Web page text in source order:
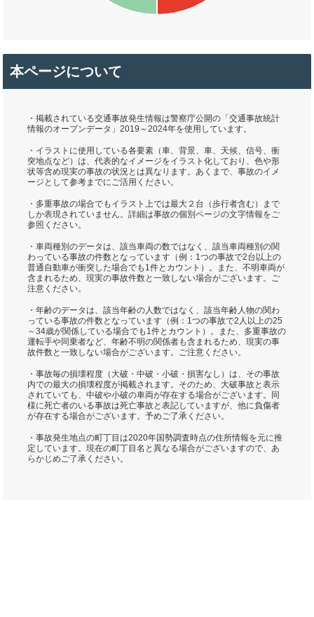
本ページについて
・掲載されている交通事故発生情報は警察庁公開の「交通事故統計
情報のオープンデータ」2019～2024年を使用しています。
・イラストに使用している各要素（車、背景、車、天候、信号、衝
突地点など）は、代表的なイメージをイラスト化しており、色や形
状等含め現実の事故の状況とは異なります。あくまで、事故のイメ
ージとして参考までにご活用ください。
・多重事故の場合でもイラスト上では最大２台（歩行者含む）まで
しか表現されていません。詳細は事故の個別ページの文字情報をご
参照ください。
・車両種別のデータは、該当車両の数ではなく、該当車両種別の関
わっている事故の件数となっています（例：1つの事故で2台以上の
普通自動車が衝突した場合でも1件とカウント）。また、不明車両が
含まれるため、現実の事故件数と一致しない場合がございます。ご
注意ください。
・年齢のデータは、該当年齢の人数ではなく、該当年齢人物の関わ
っている事故の件数となっています（例：1つの事故で2人以上の25
～34歳が関係している場合でも1件とカウント）。また、多重事故の
運転手や同乗者など、年齢不明の関係者も含まれるため、現実の事
故件数と一致しない場合がございます。ご注意ください。
・事故毎の損壊程度（大破・中破・小破・損害なし）は、その事故
内での最大の損壊程度が掲載されます。そのため、大破事故と表示
されていても、中破や小破の車両が存在する場合がございます。同
様に死亡者のいる事故は死亡事故と表記していますが、他に負傷者
が存在する場合がございます。予めご了承ください。
・事故発生地点の町丁目は2020年国勢調査時点の住所情報を元に推
定しています。現在の町丁目名と異なる場合がございますので、あ
らかじめご了承ください。